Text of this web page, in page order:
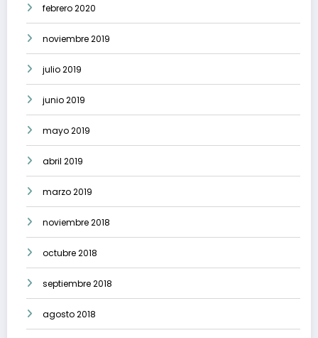
febrero 2020
noviembre 2019
julio 2019
junio 2019
mayo 2019
abril 2019
marzo 2019
noviembre 2018
octubre 2018
septiembre 2018
agosto 2018